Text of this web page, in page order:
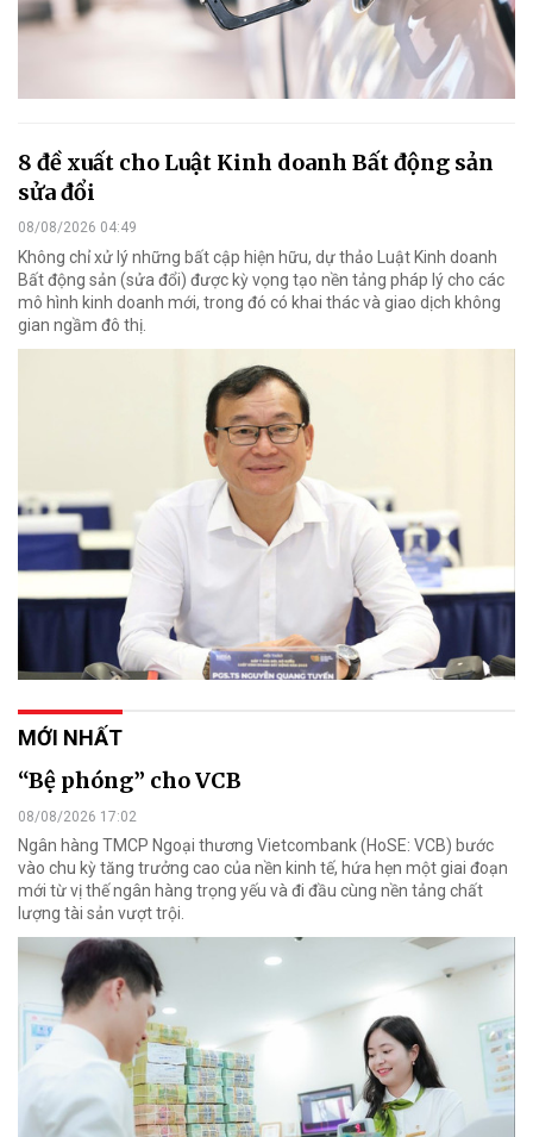
8 đề xuất cho Luật Kinh doanh Bất động sản
sửa đổi
08/08/2026 04:49
Không chỉ xử lý những bất cập hiện hữu, dự thảo Luật Kinh doanh
Bất động sản (sửa đổi) được kỳ vọng tạo nền tảng pháp lý cho các
mô hình kinh doanh mới, trong đó có khai thác và giao dịch không
gian ngầm đô thị.
MỚI NHẤT
“Bệ phóng” cho VCB
08/08/2026 17:02
Ngân hàng TMCP Ngoại thương Vietcombank (HoSE: VCB) bước
vào chu kỳ tăng trưởng cao của nền kinh tế, hứa hẹn một giai đoạn
mới từ vị thế ngân hàng trọng yếu và đi đầu cùng nền tảng chất
lượng tài sản vượt trội.